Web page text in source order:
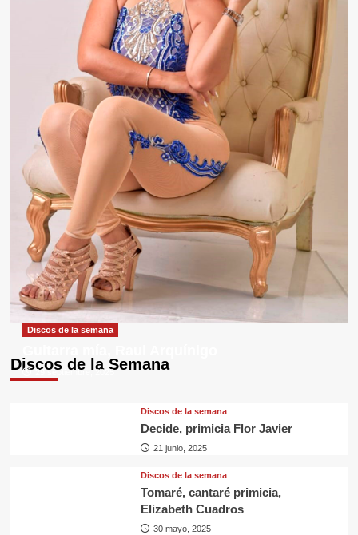
Discos de la Semana
Discos de la semana
29 septiembre, 2025
Discos de la semana
Decide, primicia Flor Javier
21 junio, 2025
Discos de la semana
Tomaré, cantaré primicia,
Elizabeth Cuadros
30 mayo, 2025